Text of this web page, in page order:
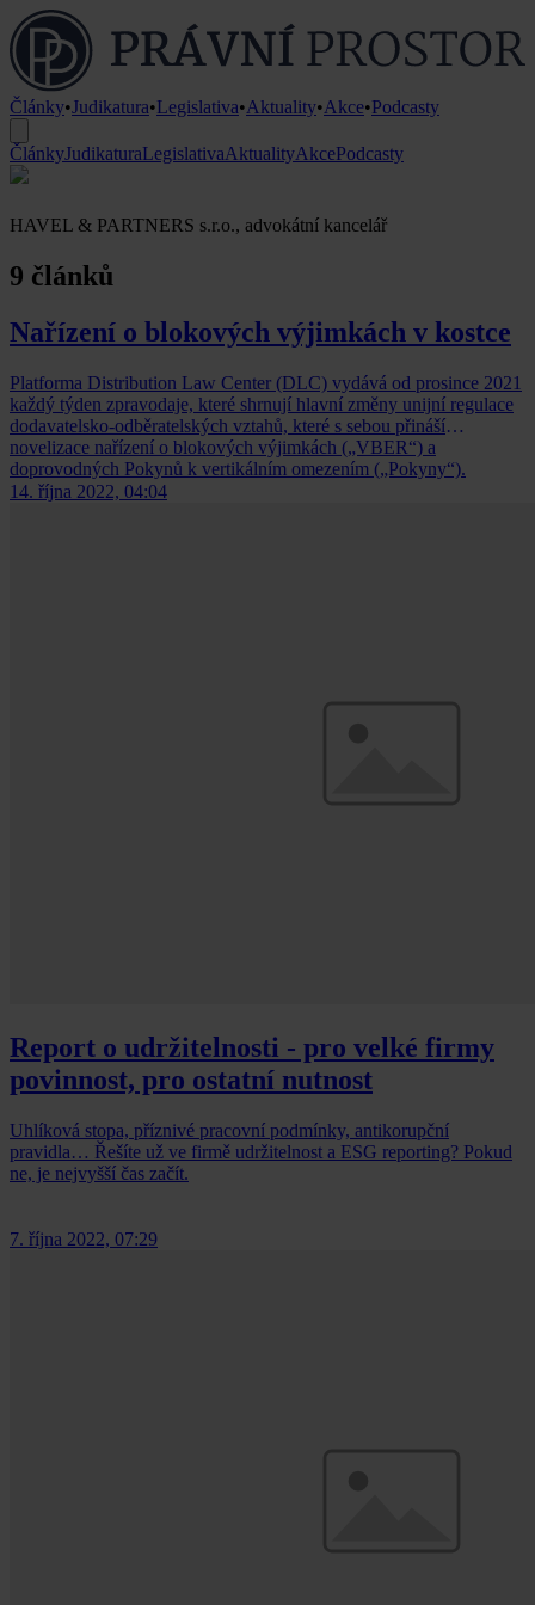
Články•Judikatura•Legislativa•Aktuality•Akce•Podcasty
ČlánkyJudikaturaLegislativaAktualityAkcePodcasty
HAVEL & PARTNERS s.r.o., advokátní kancelář
9 článků
Nařízení o blokových výjimkách v kostce
Platforma Distribution Law Center (DLC) vydává od prosince 2021
každý týden zpravodaje, které shrnují hlavní změny unijní regulace
dodavatelsko-odběratelských vztahů, které s sebou přináší
novelizace nařízení o blokových výjimkách („VBER“) a
doprovodných Pokynů k vertikálním omezením („Pokyny“).
14. října 2022, 04:04
Report o udržitelnosti - pro velké firmy
povinnost, pro ostatní nutnost
Uhlíková stopa, příznivé pracovní podmínky, antikorupční
pravidla… Řešíte už ve firmě udržitelnost a ESG reporting? Pokud
ne, je nejvyšší čas začít.
7. října 2022, 07:29